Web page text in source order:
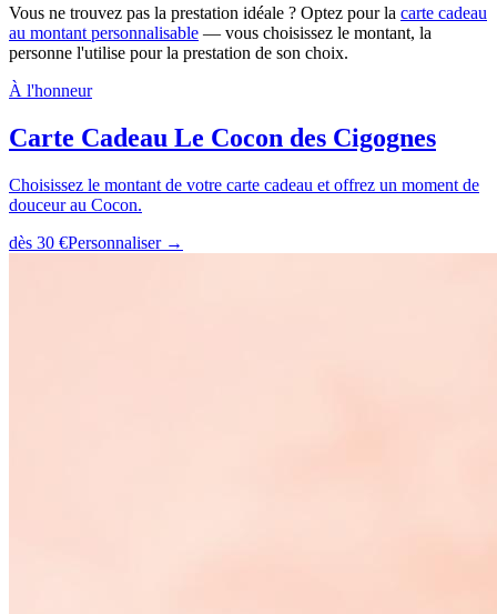
Vous ne trouvez pas la prestation idéale ? Optez pour la carte cadeau
au montant personnalisable — vous choisissez le montant, la
personne l'utilise pour la prestation de son choix.
À l'honneur
Carte Cadeau Le Cocon des Cigognes
Choisissez le montant de votre carte cadeau et offrez un moment de
douceur au Cocon.
dès 30 €Personnaliser →